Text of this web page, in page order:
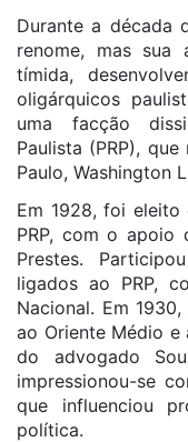
Durante a década
renome, mas sua
tímida,
oligárquicos
uma facção
Paulista (PRP),
Paulo, Washington
Em 1928, foi eleito
PRP, com o apoio
Prestes.
ligados ao PRP,
Nacional. Em
ao Oriente Médio
do advogado
impressionou-se
que influenciou
política.